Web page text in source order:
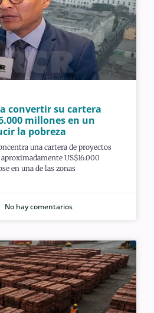
convertir su cartera
millones en un
la pobreza
una cartera de proyectos
US$16.000
en una de las zonas
No hay comentarios